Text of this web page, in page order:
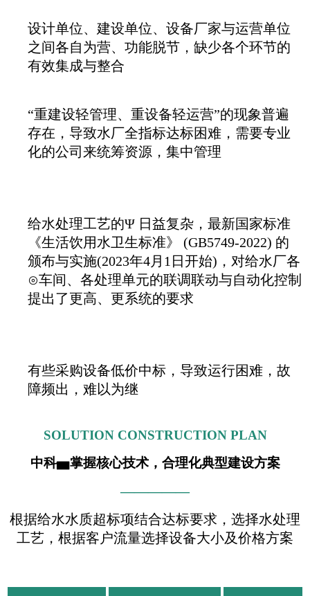
设计单位、建设单位、设备厂家与运营单位
之间各自为营、功能脱节，缺少各个环节的
有效集成与整合
“重建设轻管理、重设备轻运营”的现象普遍
存在，导致水厂全指标达标困难，需要专业
化的公司来统筹资源，集中管理
给水处理工艺的Ψ 日益复杂，最新国家标准
《生活饮用水卫生标准》 (GB5749-2022) 的
颁布与实施(2023年4月1日开始)，对给水厂各
⊙车间、各处理单元的联调联动与自动化控制
提出了更高、更系统的要求
有些采购设备低价中标，导致运行困难，故
障频出，难以为继
SOLUTION CONSTRUCTION PLAN
中科▅掌握核心技术，合理化典型建设方案
—————
根据给水水质超标项结合达标要求，选择水处理
工艺，根据客户流量选择设备大小及价格方案